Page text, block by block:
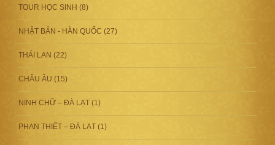
TOUR HỌC SINH (8)
NHẬT BẢN - HÀN QUỐC (27)
THÁI LAN (22)
CHÂU ÂU (15)
NINH CHỮ – ĐÀ LẠT (1)
PHAN THIẾT – ĐÀ LẠT (1)